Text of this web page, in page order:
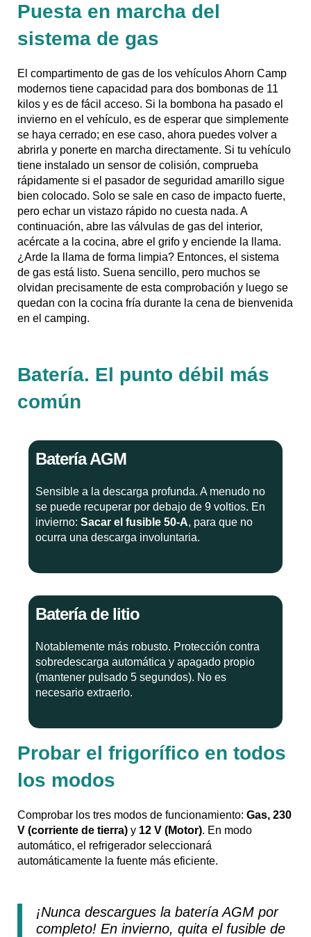
Puesta en marcha del
sistema de gas
El compartimento de gas de los vehículos Ahorn Camp
modernos tiene capacidad para dos bombonas de 11
kilos y es de fácil acceso. Si la bombona ha pasado el
invierno en el vehículo, es de esperar que simplemente
se haya cerrado; en ese caso, ahora puedes volver a
abrirla y ponerte en marcha directamente. Si tu vehículo
tiene instalado un sensor de colisión, comprueba
rápidamente si el pasador de seguridad amarillo sigue
bien colocado. Solo se sale en caso de impacto fuerte,
pero echar un vistazo rápido no cuesta nada. A
continuación, abre las válvulas de gas del interior,
acércate a la cocina, abre el grifo y enciende la llama.
¿Arde la llama de forma limpia? Entonces, el sistema
de gas está listo. Suena sencillo, pero muchos se
olvidan precisamente de esta comprobación y luego se
quedan con la cocina fría durante la cena de bienvenida
en el camping.
Batería. El punto débil más
común
Batería AGM
Sensible a la descarga profunda. A menudo no
se puede recuperar por debajo de 9 voltios. En
invierno: Sacar el fusible 50-A, para que no
ocurra una descarga involuntaria.
Batería de litio
Notablemente más robusto. Protección contra
sobredescarga automática y apagado propio
(mantener pulsado 5 segundos). No es
necesario extraerlo.
Probar el frigorífico en todos
los modos
Comprobar los tres modos de funcionamiento: Gas, 230
V (corriente de tierra) y 12 V (Motor). En modo
automático, el refrigerador seleccionará
automáticamente la fuente más eficiente.
¡Nunca descargues la batería AGM por
completo! En invierno, quita el fusible de